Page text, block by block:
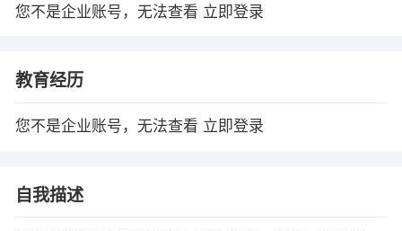
您不是企业账号，无法查看 立即登录
教育经历
您不是企业账号，无法查看 立即登录
自我描述